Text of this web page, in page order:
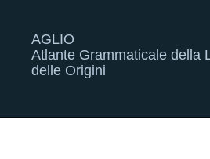
AGLIO
Atlante Grammaticale della
delle Origini